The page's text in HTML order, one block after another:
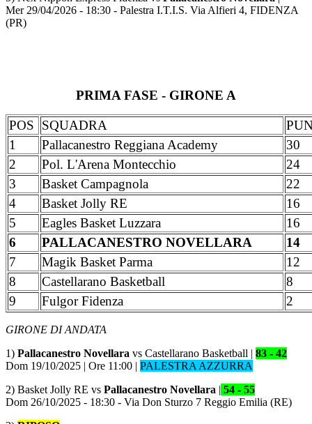
Mer 29/04/2026 - 18:30 - Palestra I.T.I.S. Via Alfieri 4, FIDENZA
(PR)
PRIMA FASE - GIRONE A
POS SQUADRA
1
Pallacanestro Reggiana Academy
30
2
Pol. L'Arena Montecchio
24
3
Basket Campagnola
22
4
Basket Jolly RE
16
5
Eagles Basket Luzzara
16
6
PALLACANESTRO NOVELLARA
14
7
Magik Basket Parma
12
8
Castellarano Basketball
8
9
Fulgor Fidenza 2
GIRONE DI ANDATA
1) Pallacanestro Novellara vs Castellarano Basketball | 83 - 42
Dom 19/10/2025 | Ore 11:00 | PALESTRA AZZURRA
2) Basket Jolly RE vs Pallacanestro Novellara | 54 - 55
Dom 26/10/2025 - 18:30 - Via Don Sturzo 7 Reggio Emilia (RE)